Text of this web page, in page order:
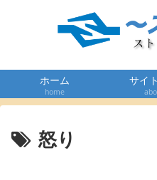
ホーム
home
サイ
怒り